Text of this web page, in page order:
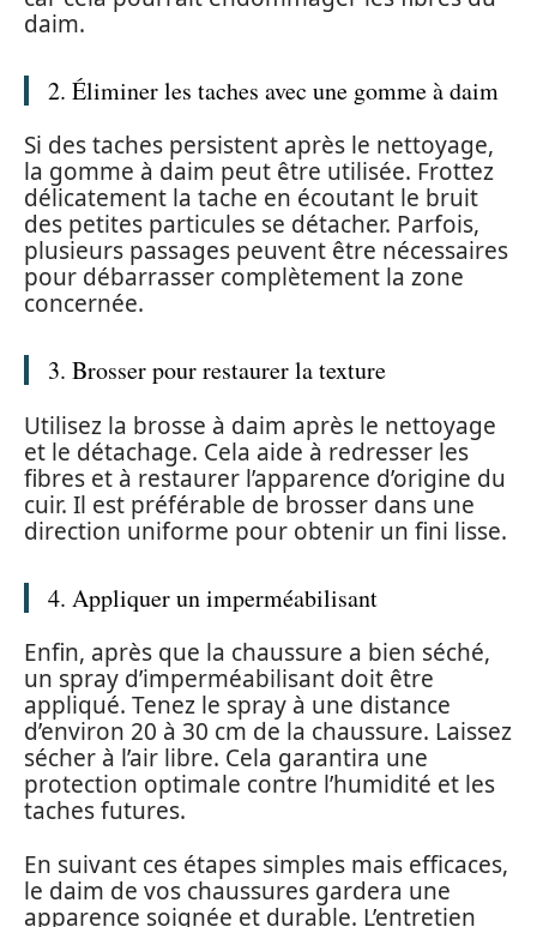
daim.
2. Éliminer les taches avec une gomme à daim
Si des taches persistent après le nettoyage,
la gomme à daim peut être utilisée. Frottez
délicatement la tache en écoutant le bruit
des petites particules se détacher. Parfois,
plusieurs passages peuvent être nécessaires
pour débarrasser complètement la zone
concernée.
3. Brosser pour restaurer la texture
Utilisez la brosse à daim après le nettoyage
et le détachage. Cela aide à redresser les
fibres et à restaurer l’apparence d’origine du
cuir. Il est préférable de brosser dans une
direction uniforme pour obtenir un fini lisse.
4. Appliquer un imperméabilisant
Enfin, après que la chaussure a bien séché,
un spray d’imperméabilisant doit être
appliqué. Tenez le spray à une distance
d’environ 20 à 30 cm de la chaussure. Laissez
sécher à l’air libre. Cela garantira une
protection optimale contre l’humidité et les
taches futures.
En suivant ces étapes simples mais efficaces,
le daim de vos chaussures gardera une
apparence soignée et durable. L’entretien